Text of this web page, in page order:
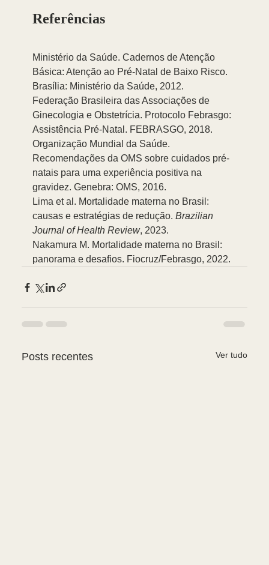
Referências
Ministério da Saúde. Cadernos de Atenção
Básica: Atenção ao Pré-Natal de Baixo Risco.
Brasília: Ministério da Saúde, 2012.
Federação Brasileira das Associações de
Ginecologia e Obstetrícia. Protocolo Febrasgo:
Assistência Pré-Natal. FEBRASGO, 2018.
Organização Mundial da Saúde.
Recomendações da OMS sobre cuidados pré-
natais para uma experiência positiva na
gravidez. Genebra: OMS, 2016.
Lima et al. Mortalidade materna no Brasil:
causas e estratégias de redução. Brazilian
Journal of Health Review, 2023.
Nakamura M. Mortalidade materna no Brasil:
panorama e desafios. Fiocruz/Febrasgo, 2022.
Posts recentes Ver tudo